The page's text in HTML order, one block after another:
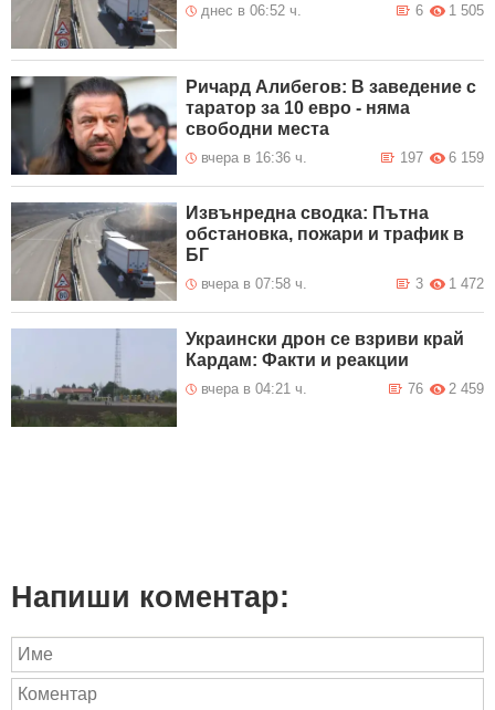
днес в 06:52 ч. 1 505
6
Ричард Алибегов: В заведение с
таратор за 10 евро - няма
свободни места
вчера в 16:36 ч. 6 159
197
Извънредна сводка: Пътна
обстановка, пожари и трафик в
БГ
вчера в 07:58 ч. 1 472
3
Украински дрон се взриви край
Кардам: Факти и реакции
вчера в 04:21 ч. 2 459
76
Напиши коментар: